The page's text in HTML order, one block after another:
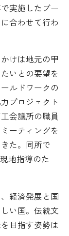
実施したブー
合わせて行わ
けは地元の甲
いとの要望を
ルドワークの
プロジェクト
会議所の職員
ーティングを
た。同所で
地指導のた
経済発展と国
い国。伝統文
目指す姿勢は